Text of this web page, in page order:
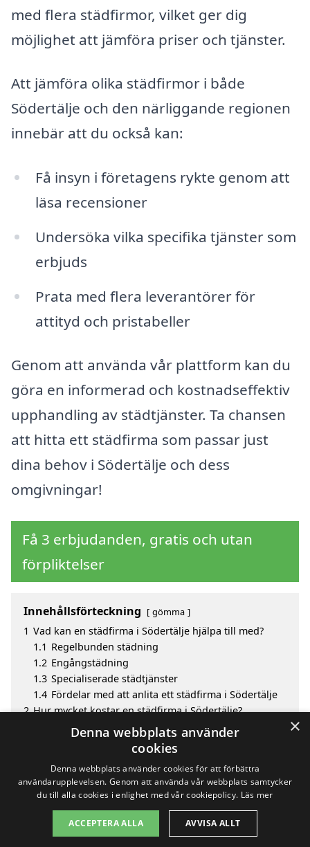
med flera städfirmor, vilket ger dig
möjlighet att jämföra priser och tjänster.
Att jämföra olika städfirmor i både
Södertälje och den närliggande regionen
innebär att du också kan:
Få insyn i företagens rykte genom att
läsa recensioner
Undersöka vilka specifika tjänster som
erbjuds
Prata med flera leverantörer för
attityd och pristabeller
Genom att använda vår plattform kan du
göra en informerad och kostnadseffektiv
upphandling av städtjänster. Ta chansen
att hitta ett städfirma som passar just
dina behov i Södertälje och dess
omgivningar!
Få 3 erbjudanden, gratis och utan
förpliktelser
Innehållsförteckning gömma
1 Vad kan en städfirma i Södertälje hjälpa till med?
1.1 Regelbunden städning
1.2 Engångstädning
1.3 Specialiserade städtjänster
1.4 Fördelar med att anlita ett städfirma i Södertälje
2 Hur mycket kostar en städfirma i Södertälje?
Fördelar med att välja städfirma i Södertälje
Sök efter en skicklig städfirma i de omgivande
Copyright 2026 - Pilanto Aps
×
Denna webbplats använder
cookies
Denna webbplats använder cookies för att förbättra
användarupplevelsen. Genom att använda vår webbplats samtycker
du till alla cookies i enlighet med vår cookiepolicy. Läs mer
ACCEPTERA ALLA AVVISA ALLT